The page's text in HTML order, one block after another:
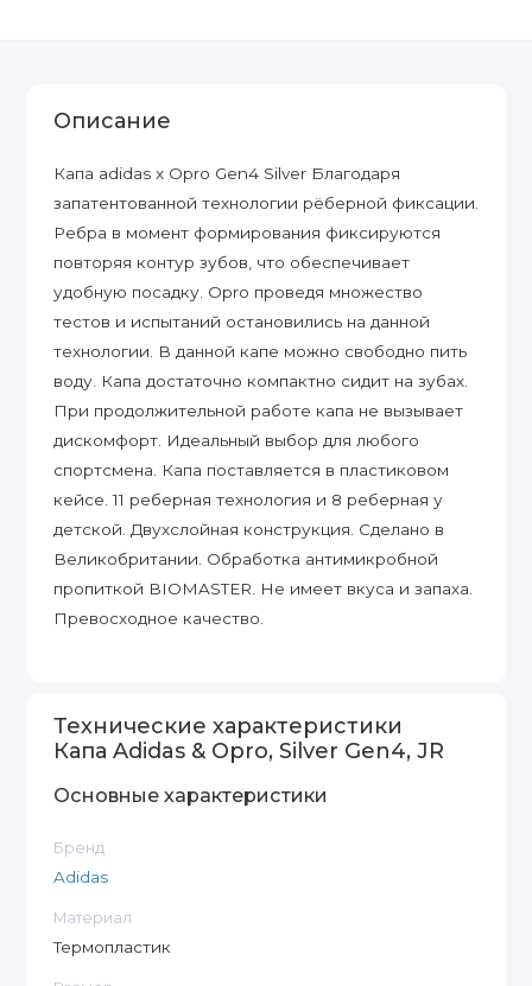
Описание
Капа adidas x Opro Gen4 Silver Благодаря
запатентованной технологии рёберной фиксации.
Ребра в момент формирования фиксируются
повторяя контур зубов, что обеспечивает
удобную посадку. Opro проведя множество
тестов и испытаний остановились на данной
технологии. В данной капе можно свободно пить
воду. Капа достаточно компактно сидит на зубах.
При продолжительной работе капа не вызывает
дискомфорт. Идеальный выбор для любого
спортсмена. Капа поставляется в пластиковом
кейсе. 11 реберная технология и 8 реберная у
детской. Двухслойная конструкция. Сделано в
Великобритании. Обработка антимикробной
пропиткой BIOMASTER. Не имеет вкуса и запаха.
Превосходное качество.
Технические характеристики
Капа Adidas & Opro, Silver Gen4, JR
Основные характеристики
Бренд
Adidas
Материал
Термопластик